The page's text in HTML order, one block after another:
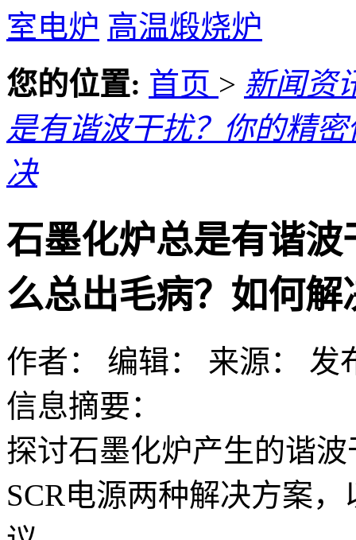
室电炉 高温煅烧炉
您的位置: 首页 > 新闻资
是有谐波干扰？你的精
决
石墨化炉总是有谐
么总出毛病？如何解
作者： 编辑： 来源： 发
信息摘要：
探讨石墨化炉产生的谐
SCR电源两种解决方案